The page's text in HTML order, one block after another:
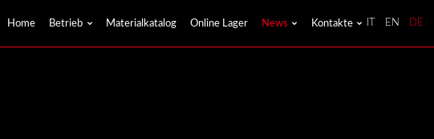
Home Betrieb Materialkatalog Online Lager News Kontakte EN DE